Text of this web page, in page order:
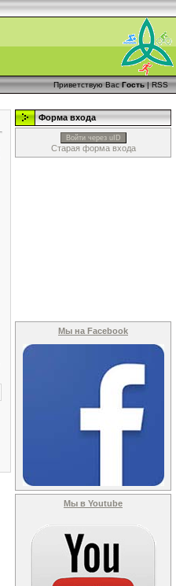
Приветствую Вас Гость|RSS
Форма входа
Войти через uID
Старая форма входа
Мы на Facebook
Мы в Youtube